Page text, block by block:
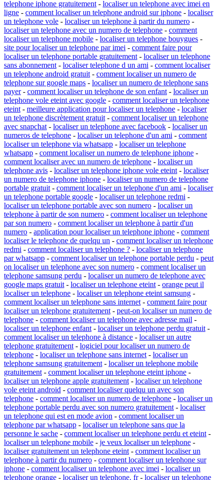
telephone iphone gratuitement - localiser un telephone avec imei en
ligne - comment localiser un telephone android sur iphone - localiser
un telephone vole - localiser un telephone à partir du numero -
localiser un telephone avec un numero de telephone - comment
localiser un telephone mobile - localiser un telephone bouygues -
site pour localiser un telephone par imei - comment faire pour
localiser un telephone portable gratuitement - localiser un telephone
sans abonnement - localiser telephone d un ami - comment localiser
un telephone android gratuit - comment localiser un numero de
telephone sur google maps - localiser un numero de telephone sans
payer- comment localiser un telephone de son enfant - localiser un
telephone vole eteint avec google - comment localiser un telephone
eteint - meilleure application pour localiser un telephone - localiser
un telephone discrètement gratuit - comment localiser un telephone
avec snapchat - localiser un telephone avec facebook - localiser un
numeros de telephone - localiser un telephone d'un ami - comment
localiser un telephone via whatsapp - localiser un telephone
whatsapp - comment localiser un numero de telephone iphone -
comment localiser avec un numero de telephone - localiser un
telephone avis - localiser un telephone iphone vole eteint - localiser
un numero de telephone iphone - localiser un numero de telephone
portable gratuit - comment localiser un telephone d'un ami - localiser
un telephone portable google - localiser un telephone redmi -
localiser un telephone portable avec son numero - localiser un
telephone à partir de son numero - comment localiser un telephone
par son numero - comment localiser un telephone à partir d'un
numero - application pour localiser un telephone iphone - comment
localiser le telephone de quelqu un - comment localiser un telephone
redmi - comment localiser un telephone ? - localiser un telephone
par whatsapp - comment localiser un telephone portable perdu - peut
on localiser un telephone avec son numero - comment localiser un
telephone samsung perdu - localiser un numero de telephone avec
google maps gratuit - localiser un telephone eteint - orange peut il
localiser un telephone - localiser un telephone eteint samsung -
comment localiser un telephone sans internet - comment faire pour
localiser un telephone gratuitement - peut-on localiser un numero de
telephone - comment localiser un telephone avec adresse mail -
localiser un telephone enfant - localiser un telephone perdu gratuit -
comment localiser un telephone à distance - localiser un autre
telephone gratuitement - logiciel pour localiser un numero de
telephone - localiser un telephone sans internet - localiser un
telephone samsung gratuitement - localiser un telephone mobile
gratuitement - comment localiser un telephone eteint iphone -
localiser un telephone apple gratuitement - localiser un telephone
vole eteint android - comment localiser quelqu un avec son
telephone - comment localiser un numero de telephone - localiser un
telephone portable perdu avec son numero gratuitement - localiser
un telephone qui est en mode avion - comment localiser un
telephone par whatsapp - localiser un telephone sans que la
personne le sache - comment localiser un telephone perdu et eteint -
localiser un telephone mobile - je veux localiser un telephone -
localiser gratuitement un telephone eteint - comment localiser un
telephone à partir du numero - comment localiser un telephone sur
iphone - comment localiser un telephone avec imei - localiser un
telephone orange - localiser un telephone. fr- localiser un telephone